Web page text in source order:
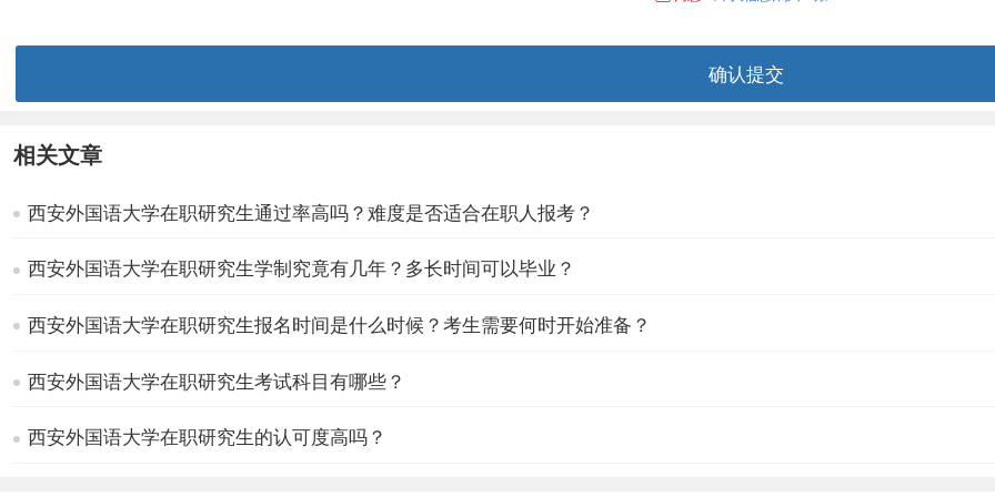
相关文章
西安外国语大学在职研究生通过率高吗？难度是否适合在职人报考？
西安外国语大学在职研究生学制究竟有几年？多长时间可以毕业？
西安外国语大学在职研究生报名时间是什么时候？考生需要何时开始准备？
西安外国语大学在职研究生考试科目有哪些？
西安外国语大学在职研究生的认可度高吗？